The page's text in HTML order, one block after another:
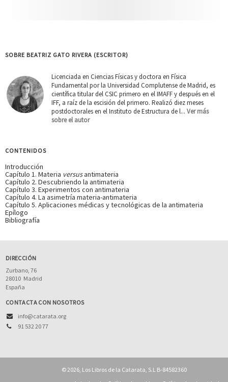
SOBRE BEATRIZ GATO RIVERA (ESCRITOR)
Licenciada en Ciencias Físicas y doctora en Física
Fundamental por la Universidad Complutense de Madrid, es
científica titular del CSIC primero en el IMAFF y después en el
IFF, a raíz de la escisión del primero. Realizó diez meses
postdoctorales en el Instituto de Estructura de l... Ver más
sobre el autor
CONTENIDOS
Introducción
Capítulo 1. Materia versusantimateria
Capítulo 2. Descubriendo la antimateria
Capítulo 3. Experimentos con antimateria
Capítulo 4. La asimetría materia-antimateria
Capítulo 5. Aplicaciones médicas y tecnológicas de la antimateria
Epílogo
Bibliografía
DIRECCIÓN
Zurbano, 76
28010 Madrid
España
CONTACTA CON NOSOTROS
info@catarata.org
91 532 20 77
© 2026, Los Libros de la Catarata, S.L B-84582360